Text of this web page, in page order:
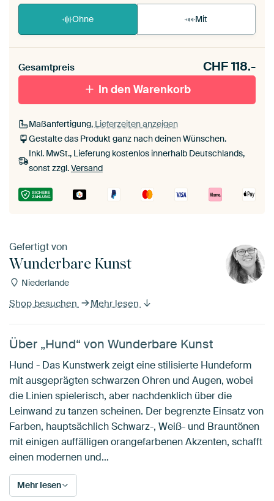
Ohne Mit
Gesamtpreis CHF118.-
In den Warenkorb
Maßanfertigung, Lieferzeiten anzeigen
Gestalte das Produkt ganz nach deinen Wünschen.
Inkl. MwSt., Lieferung kostenlos innerhalb Deutschlands,
sonst zzgl.Versand
Gefertigt von
Wunderbare Kunst
Niederlande
Shop besuchen Mehr lesen
Über „Hund“ von Wunderbare Kunst
Hund - Das Kunstwerk zeigt eine stilisierte Hundeform
mit ausgeprägten schwarzen Ohren und Augen, wobei
die Linien spielerisch, aber nachdenklich über die
Leinwand zu tanzen scheinen. Der begrenzte Einsatz von
Farben, hauptsächlich Schwarz-, Weiß- und Brauntönen
mit einigen auffälligen orangefarbenen Akzenten, schafft
einen modernen und…
Mehr lesen